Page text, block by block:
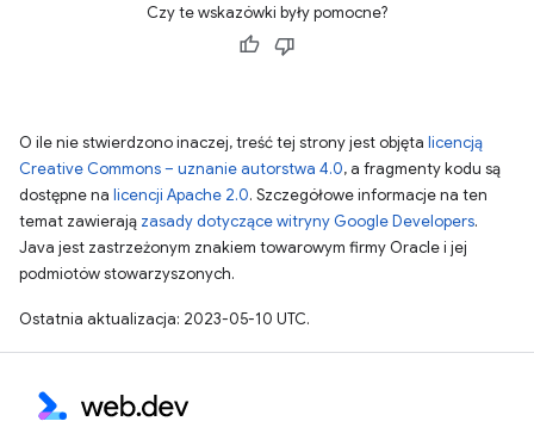
Czy te wskazówki były pomocne?
O ile nie stwierdzono inaczej, treść tej strony jest objęta licencją
Creative Commons – uznanie autorstwa 4.0, a fragmenty kodu są
dostępne na licencji Apache 2.0. Szczegółowe informacje na ten
temat zawierają zasady dotyczące witryny Google Developers.
Java jest zastrzeżonym znakiem towarowym firmy Oracle i jej
podmiotów stowarzyszonych.
Ostatnia aktualizacja: 2023-05-10 UTC.